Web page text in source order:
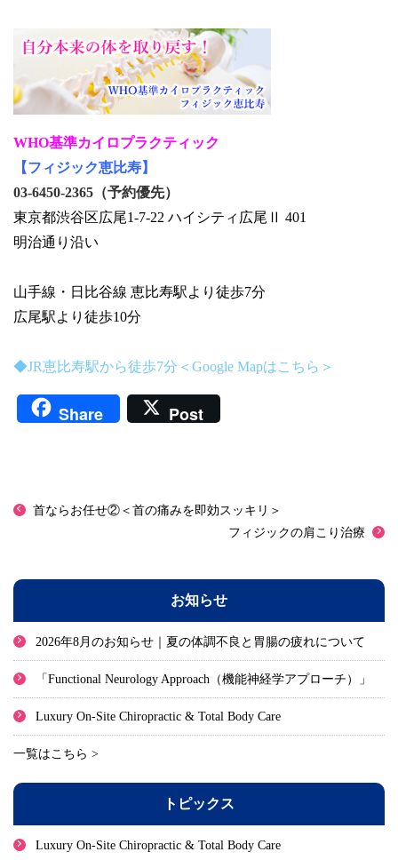
WHO基準カイロプラクティック
【フィジック恵比寿】
03-6450-2365（予約優先）
東京都渋谷区広尾1-7-22 ハイシティ広尾Ⅱ 401
明治通り沿い
山手線・日比谷線 恵比寿駅より徒歩7分
広尾駅より徒歩10分
◆JR恵比寿駅から徒歩7分＜Google Mapはこちら＞
Share Post
首ならお任せ②＜首の痛みを即効スッキリ＞
フィジックの肩こり治療
お知らせ
2026年8月のお知らせ｜夏の体調不良と胃腸の疲れについて
「Functional Neurology Approach（機能神経学アプローチ）」
Luxury On-Site Chiropractic & Total Body Care
一覧はこちら >
トピックス
Luxury On-Site Chiropractic & Total Body Care